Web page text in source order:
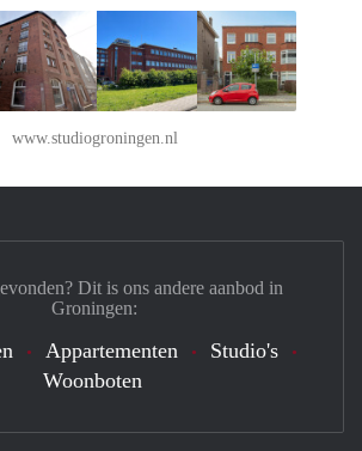
www.studiogroningen.nl
Dit is ons andere aanbod in
Groningen:
Appartementen
Studio's
Woonboten